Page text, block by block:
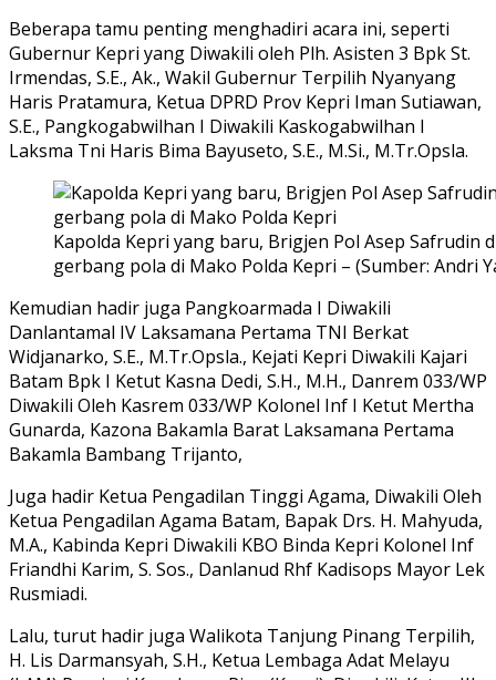
Beberapa tamu penting menghadiri acara ini, seperti
Gubernur Kepri yang Diwakili oleh Plh. Asisten 3 Bpk St.
Irmendas, S.E., Ak., Wakil Gubernur Terpilih Nyanyang
Haris Pratamura, Ketua DPRD Prov Kepri Iman Sutiawan,
S.E., Pangkogabwilhan I Diwakili Kaskogabwilhan I
Laksma Tni Haris Bima Bayuseto, S.E., M.Si., M.Tr.Opsla.
Kapolda Kepri yang baru, Brigjen Pol Asep Safrudin
gerbang pola di Mako Polda Kepri – (Sumber: Andri
Kemudian hadir juga Pangkoarmada I Diwakili
Danlantamal IV Laksamana Pertama TNI Berkat
Widjanarko, S.E., M.Tr.Opsla., Kejati Kepri Diwakili Kajari
Batam Bpk I Ketut Kasna Dedi, S.H., M.H., Danrem 033/WP
Diwakili Oleh Kasrem 033/WP Kolonel Inf I Ketut Mertha
Gunarda, Kazona Bakamla Barat Laksamana Pertama
Bakamla Bambang Trijanto,
Juga hadir Ketua Pengadilan Tinggi Agama, Diwakili Oleh
Ketua Pengadilan Agama Batam, Bapak Drs. H. Mahyuda,
M.A., Kabinda Kepri Diwakili KBO Binda Kepri Kolonel Inf
Friandhi Karim, S. Sos., Danlanud Rhf Kadisops Mayor Lek
Rusmiadi.
Lalu, turut hadir juga Walikota Tanjung Pinang Terpilih,
H. Lis Darmansyah, S.H., Ketua Lembaga Adat Melayu